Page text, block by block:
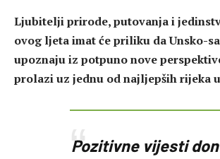
Ljubitelji prirode, putovanja i
ovog ljeta imat će priliku da Unsko-
upoznaju iz potpuno nove
prolazi uz jednu od najljepših rijeka
Pozitivne vijesti